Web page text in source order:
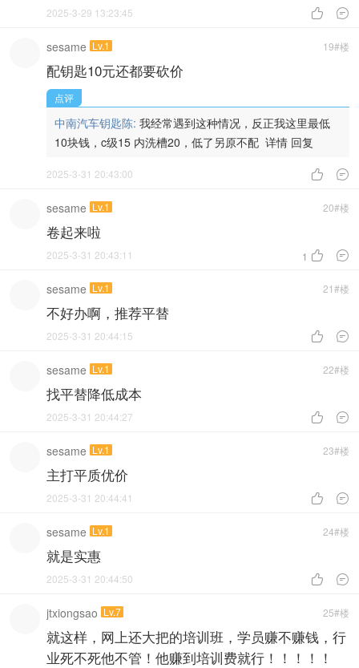
 
2025-3-29 13:23:45
19#楼
sesame Lv.1
配钥匙10元还都要砍价
点评
中南汽车钥匙陈: 我经常遇到这种情况，反正我这里最低
10块钱，c级15 内洗槽20，低了另原不配 详情 回复
 
2025-3-31 20:43:00
20#楼
sesame Lv.1
卷起来啦
1  
2025-3-31 20:43:11
21#楼
sesame Lv.1
不好办啊，推荐平替
 
2025-3-31 20:44:15
22#楼
sesame Lv.1
找平替降低成本
 
2025-3-31 20:44:27
23#楼
sesame Lv.1
主打平质优价
 
2025-3-31 20:44:41
24#楼
sesame Lv.1
就是实惠
 
2025-3-31 20:44:50
25#楼
jtxiongsao Lv.7
就这样，网上还大把的培训班，学员赚不赚钱，行
业死不死他不管！他赚到培训费就行！！！！！